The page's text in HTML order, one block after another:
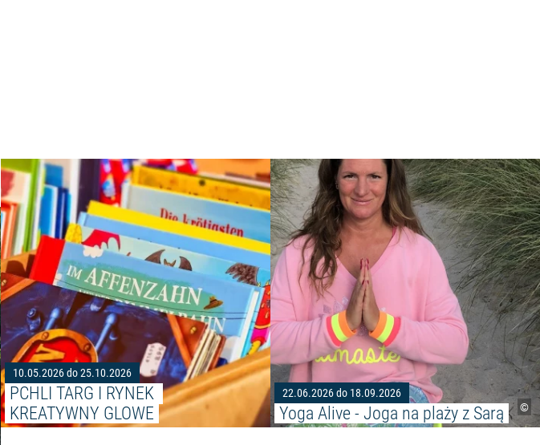
Czytaj więcej: "Jednodniowa wycieczka przez dolinę Peene"
10.05.2026 do 25.10.2026
PCHLI TARG I RYNEK
KREATYWNY GLOWE
Czytaj więcej: "PCHLI TARG I RYNEK
©
22.06.2026 do 18.09.2026
Yoga Alive - Joga na plaży z Sarą